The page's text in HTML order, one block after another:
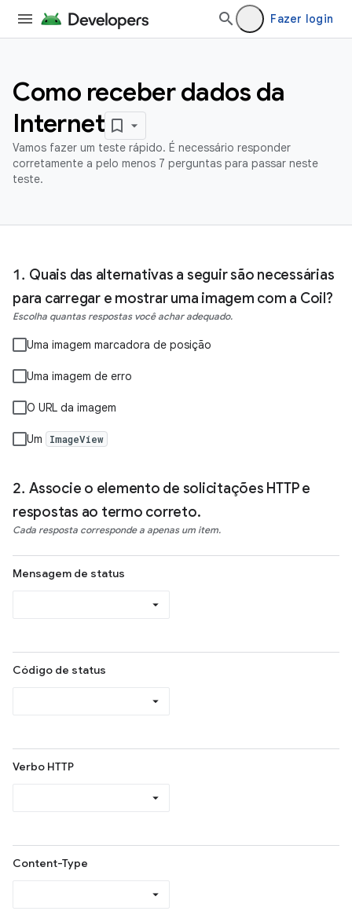
Fazer login
Como receber dados da
Internet
Vamos fazer um teste rápido. É necessário responder
corretamente a pelo menos 7 perguntas para passar neste
teste.
Quais das alternativas a seguir são necessárias
para carregar e mostrar uma imagem com a Coil?
Escolha quantas respostas você achar adequado.
Uma imagem marcadora de posição
Uma imagem de erro
O URL da imagem
Um ImageView
Associe o elemento de solicitações HTTP e
respostas ao termo correto.
Cada resposta corresponde a apenas um item.
Mensagem de status
Código de status
Verbo HTTP
Content-Type